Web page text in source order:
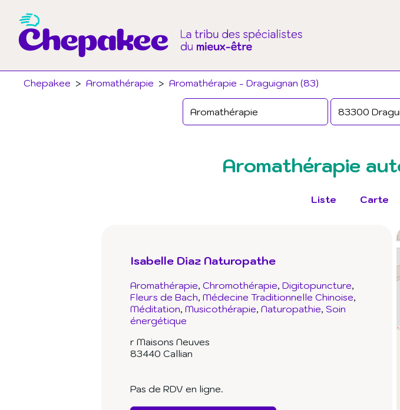
Chepakee > Aromathérapie > Aromathérapie - Draguignan (83)
Aromathérapie
Liste Carte
Isabelle Diaz Naturopathe
Aromathérapie Chromothérapie Digitopuncture
Fleurs de Bach Médecine Traditionnelle Chinoise
Méditation Musicothérapie Naturopathie Soin
énergétique
r Maisons Neuves
83440 Callian
Pas de RDV en ligne.